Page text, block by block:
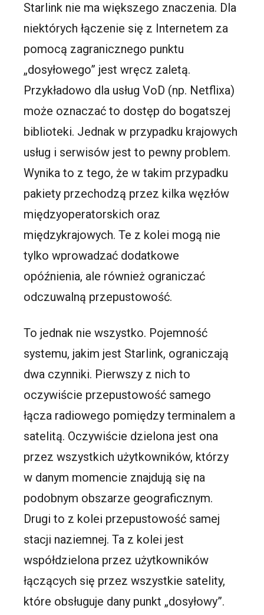
Starlink nie ma większego znaczenia. Dla
niektórych łączenie się z Internetem za
pomocą zagranicznego punktu
„dosyłowego” jest wręcz zaletą.
Przykładowo dla usług VoD (np. Netflixa)
może oznaczać to dostęp do bogatszej
biblioteki. Jednak w przypadku krajowych
usług i serwisów jest to pewny problem.
Wynika to z tego, że w takim przypadku
pakiety przechodzą przez kilka węzłów
międzyoperatorskich oraz
międzykrajowych. Te z kolei mogą nie
tylko wprowadzać dodatkowe
opóźnienia, ale również ograniczać
odczuwalną przepustowość.
To jednak nie wszystko. Pojemność
systemu, jakim jest Starlink, ograniczają
dwa czynniki. Pierwszy z nich to
oczywiście przepustowość samego
łącza radiowego pomiędzy terminalem a
satelitą. Oczywiście dzielona jest ona
przez wszystkich użytkowników, którzy
w danym momencie znajdują się na
podobnym obszarze geograficznym.
Drugi to z kolei przepustowość samej
stacji naziemnej. Ta z kolei jest
współdzielona przez użytkowników
łączących się przez wszystkie satelity,
które obsługuje dany punkt „dosyłowy”.